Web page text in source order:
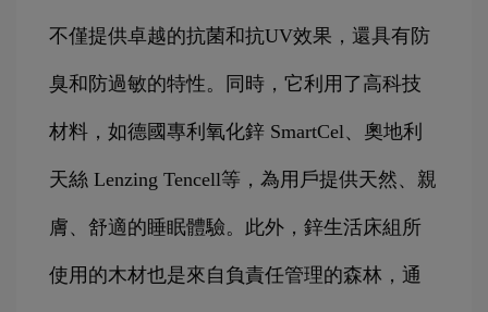
不僅提供卓越的抗菌和抗UV效果，還具有防
臭和防過敏的特性。同時，它利用了高科技
材料，如德國專利氧化鋅 SmartCel、奧地利
天絲 Lenzing Tencell等，為用戶提供天然、親
膚、舒適的睡眠體驗。此外，鋅生活床組所
使用的木材也是來自負責任管理的森林，通